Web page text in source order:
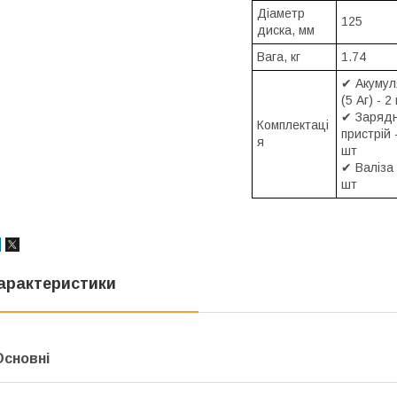
Діаметр
диска, мм
125
Вага, кг 1.74
Комплектаці
я
✔
(5 Аг) - 2
✔
пристрій
шт
✔ Валіза
шт